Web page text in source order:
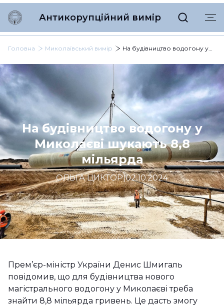
Антикорупційний вимір
Головна Миколаївський вимір На будівництво водогону у Миколаєві шукають 8,8 мільярда
На будівництво водогону у
Миколаєві шукають 8,8
мільярда
ОЛЬГА ЦИКТОР|02.10.2024
Прем’єр-міністр України Денис Шмигаль
повідомив, що для будівництва нового
магістрального водогону у Миколаєві треба
знайти 8,8 мільярда гривень. Це дасть змогу